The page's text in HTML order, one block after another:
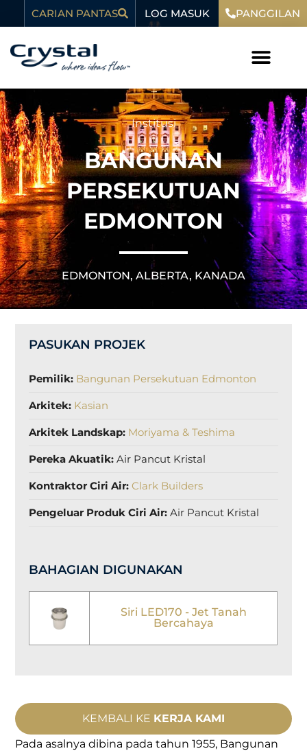
kandungan
CARIAN PANTAS LOG MASUK PANGGILAN
Institusi
BANGUNAN
PERSEKUTUAN
EDMONTON
EDMONTON, ALBERTA, KANADA
PASUKAN PROJEK
Pemilik: Bangunan Persekutuan Edmonton
Arkitek: Kasian
Arkitek Landskap: Moriyama & Teshima
Pereka Akuatik: Air Pancut Kristal
Kontraktor Ciri Air: Clark Builders
Pengeluar Produk Ciri Air: Air Pancut Kristal
BAHAGIAN DIGUNAKAN
Siri LED170 - Jet Tanah
Bercahaya
KEMBALI KE KERJA KAMI
Pada asalnya dibina pada tahun 1955, Bangunan